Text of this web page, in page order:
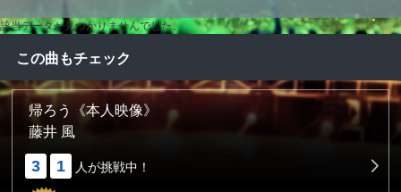
該当データが見つかりませんでした。
この曲もチェック
帰ろう《本人映像》
藤井 風
3 1 人が挑戦中！